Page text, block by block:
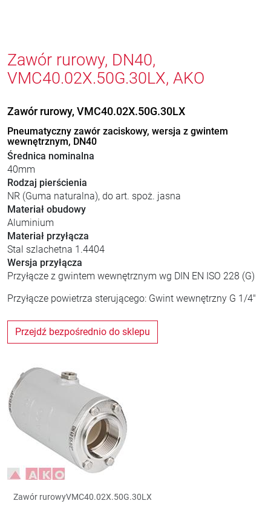
Zawór rurowy, DN40,
VMC40.02X.50G.30LX, AKO
Zawór rurowy, VMC40.02X.50G.30LX
Pneumatyczny zawór zaciskowy, wersja z gwintem
wewnętrznym, DN40
Średnica nominalna
40mm
Rodzaj pierścienia
NR (Guma naturalna), do art. spoż. jasna
Materiał obudowy
Aluminium
Materiał przyłącza
Stal szlachetna 1.4404
Wersja przyłącza
Przyłącze z gwintem wewnętrznym wg DIN EN ISO 228 (G)
Przyłącze powietrza sterującego: Gwint wewnętrzny G 1/4"
Przejdź bezpośrednio do sklepu
Zawór rurowyVMC40.02X.50G.30LX